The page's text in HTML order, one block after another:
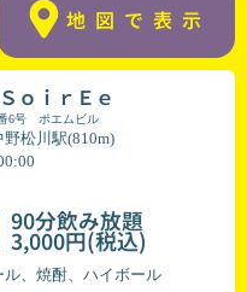
地図で表示
ｏｉｒＥｅ
6号 ポエムビル
松川駅(810m)
90分飲み放題
3,000円(税込)
、焼酎、ハイボール